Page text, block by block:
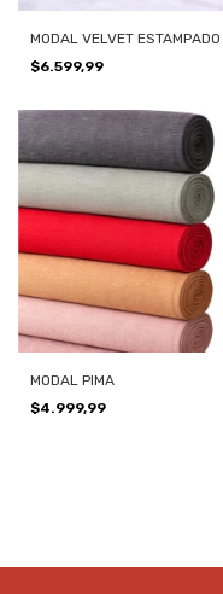
MODAL VELVET ESTAMPADO
$6.599,99
MODAL PIMA
$4.999,99